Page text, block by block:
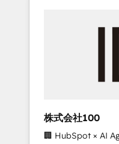
engine. We
from any legacy
data integrity. ➤
株式会社100
🏢 HubSpot × AI